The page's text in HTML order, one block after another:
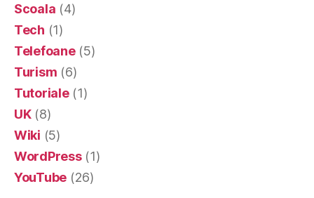
Scoala (4)
Tech (1)
Telefoane(5)
Turism (6)
Tutoriale(1)
UK(8)
Wiki (5)
WordPress(1)
YouTube (26)